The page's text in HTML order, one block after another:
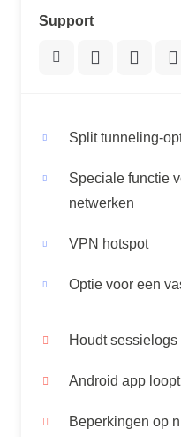
Support
Split tunneling-
Speciale functie
netwerken
VPN hotspot
Optie voor een
Houdt sessielogs
Android app
Beperkingen op